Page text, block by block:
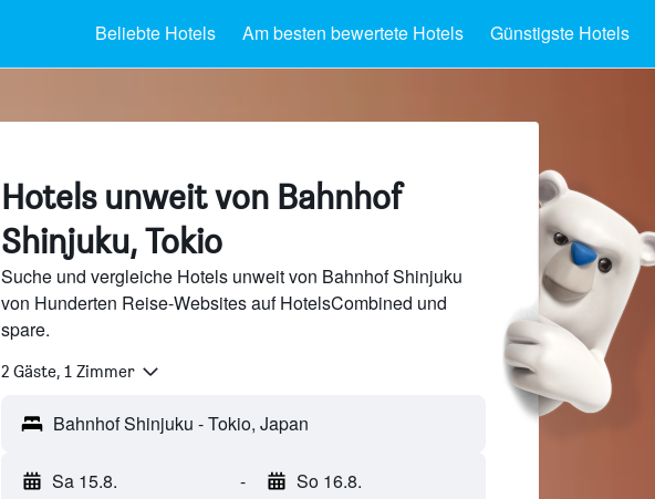
Beliebte Hotels Am besten bewertete Hotels Günstigste Hotels
Hotels unweit von Bahnhof
Shinjuku, Tokio
Suche und vergleiche Hotels unweit von Bahnhof Shinjuku
von Hunderten Reise-Websites auf HotelsCombined und
spare.
2 Gäste, 1 Zimmer
Sa 15.8. - So 16.8.